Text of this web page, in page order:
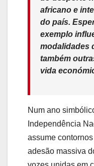
africano e
do país.
exemplo
modalidades
também
vida
Num ano
Independência
assume
adesão massiva